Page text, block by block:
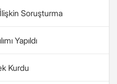
Soruşturma
Yapıldı
Kurdu